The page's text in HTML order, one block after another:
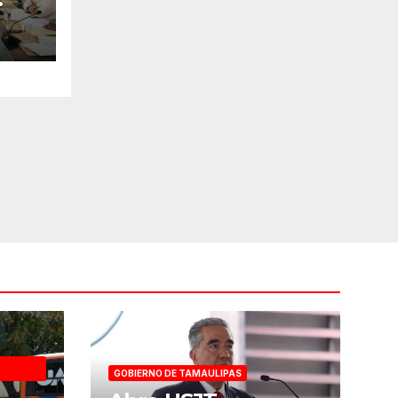
GOBIERNO DE TAMAULIPAS